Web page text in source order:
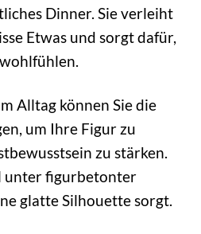
Dinner. Sie verleiht
Etwas und sorgt dafür,
Alltag können Sie die
um Ihre Figur zu
zu stärken.
unter figurbetonter
glatte Silhouette sorgt.